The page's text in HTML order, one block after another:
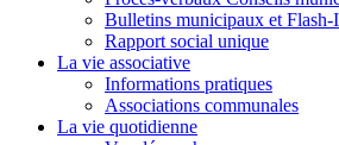
Bulletins municipaux et Flash-
Rapport social unique
La vie associative
Informations pratiques
Associations communales
La vie quotidienne